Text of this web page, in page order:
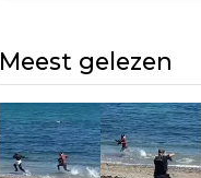
Meest gelezen